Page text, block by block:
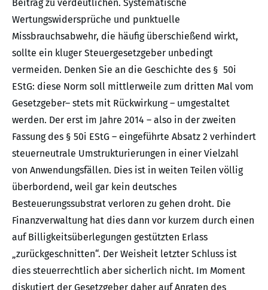
Beitrag zu verdeutlichen. Systematische
Wertungswidersprüche und punktuelle
Missbrauchsabwehr, die häufig überschießend wirkt,
sollte ein kluger Steuergesetzgeber unbedingt
vermeiden. Denken Sie an die Geschichte des § 50i
EStG: diese Norm soll mittlerweile zum dritten Mal vom
Gesetzgeber– stets mit Rückwirkung – umgestaltet
werden. Der erst im Jahre 2014 – also in der zweiten
Fassung des § 50i EStG – eingeführte Absatz 2 verhindert
steuerneutrale Umstrukturierungen in einer Vielzahl
von Anwendungsfällen. Dies ist in weiten Teilen völlig
überbordend, weil gar kein deutsches
Besteuerungssubstrat verloren zu gehen droht. Die
Finanzverwaltung hat dies dann vor kurzem durch einen
auf Billigkeitsüberlegungen gestützten Erlass
„zurückgeschnitten“. Der Weisheit letzter Schluss ist
dies steuerrechtlich aber sicherlich nicht. Im Moment
diskutiert der Gesetzgeber daher auf Anraten des